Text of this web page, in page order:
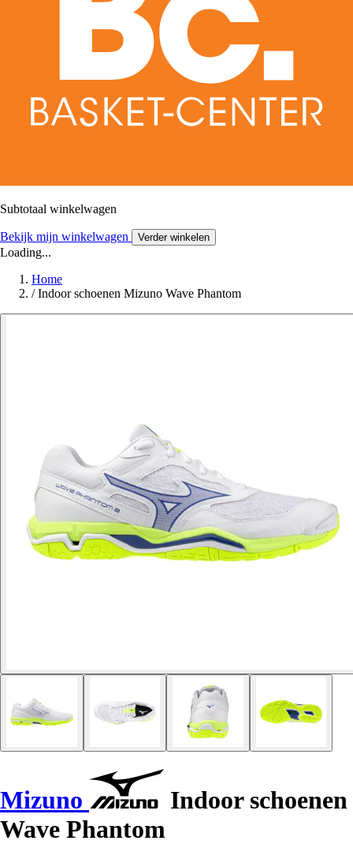
Subtotaal winkelwagen
Bekijk mijn winkelwagen Verder winkelen
Loading...
Home
/ Indoor schoenen Mizuno Wave Phantom
Mizuno
Indoor schoenen
Wave Phantom